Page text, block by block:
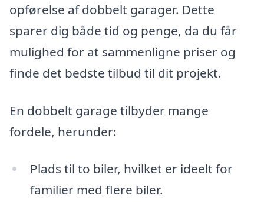
opførelse af dobbelt garager. Dette
sparer dig både tid og penge, da du får
mulighed for at sammenligne priser og
finde det bedste tilbud til dit projekt.
En dobbelt garage tilbyder mange
fordele, herunder:
Plads til to biler, hvilket er ideelt for
familier med flere biler.